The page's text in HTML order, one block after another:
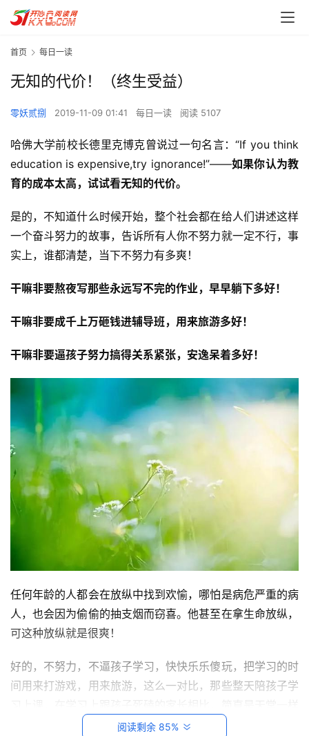
首页 每日一读
无知的代价！（终生受益）
零妖贰捌 2019-11-09 01:41 每日一读 阅读 5107
哈佛大学前校长德里克博克曾说过一句名言：“If you think
education is expensive,try ignorance!”——如果你认为教
育的成本太高，试试看无知的代价。
是的，不知道什么时候开始，整个社会都在给人们讲述这样
一个奋斗努力的故事，告诉所有人你不努力就一定不行，事
实上，谁都清楚，当下不努力有多爽！
干嘛非要熬夜写那些永远写不完的作业，早早躺下多好！
干嘛非要成千上万砸钱进辅导班，用来旅游多好！
干嘛非要逼孩子努力搞得关系紧张，安逸呆着多好！
任何年龄的人都会在放纵中找到欢愉，哪怕是病危严重的病
人，也会因为偷偷的抽支烟而窃喜。他甚至在拿生命放纵，
可这种放纵就是很爽！
好的，不努力，不逼孩子学习，快快乐乐傻玩，把学习的时
间用来打游戏，用来旅游，这么一对比，那些整天陪孩子学
阅读剩余 85%